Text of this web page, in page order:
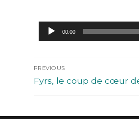
Lecteur
audio
00:00
PREVIOUS
Fyrs, le coup de cœur